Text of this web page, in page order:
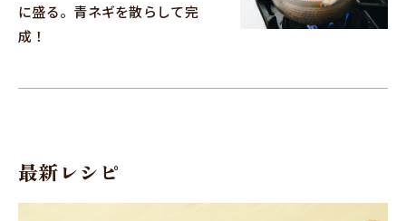
に盛る。青ネギを散らして完
成！
最新レシピ